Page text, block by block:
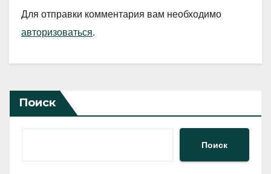
Для отправки комментария вам необходимо
авторизоваться.
Поиск
Поиск